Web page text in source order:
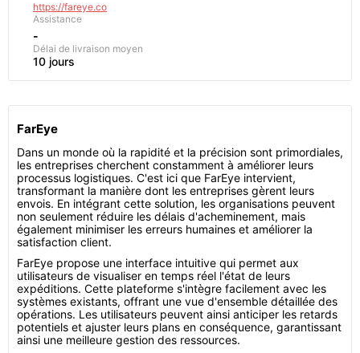
https://fareye.co
Assistance
-
Délai de livraison moyen
10 jours
FarEye
Dans un monde où la rapidité et la précision sont primordiales,
les entreprises cherchent constamment à améliorer leurs
processus logistiques. C'est ici que FarEye intervient,
transformant la manière dont les entreprises gèrent leurs
envois. En intégrant cette solution, les organisations peuvent
non seulement réduire les délais d'acheminement, mais
également minimiser les erreurs humaines et améliorer la
satisfaction client.
FarEye propose une interface intuitive qui permet aux
utilisateurs de visualiser en temps réel l'état de leurs
expéditions. Cette plateforme s'intègre facilement avec les
systèmes existants, offrant une vue d'ensemble détaillée des
opérations. Les utilisateurs peuvent ainsi anticiper les retards
potentiels et ajuster leurs plans en conséquence, garantissant
ainsi une meilleure gestion des ressources.